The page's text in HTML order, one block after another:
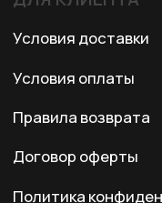
© 2024 XRTech. All Rights Reserved.